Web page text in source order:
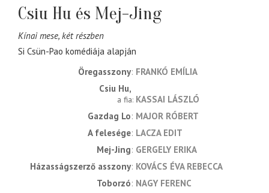
Csiu Hu és Mej-Jing
Kínai mese, két részben
Si Csün-Pao komédiája alapján
Öregasszony FRANKÓ EMÍLIA
Csiu Hu
a fia KASSAI LÁSZLÓ
Gazdag Lo MAJOR RÓBERT
A felesége LACZA EDIT
Mej-Jing GERGELY ERIKA
Házasságszerző asszony KOVÁCS ÉVA REBECCA
Toborzó NAGY FERENC